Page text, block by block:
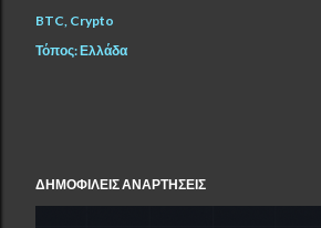
BTC Crypto
Τόπος:Ελλάδα
ΔΗΜΟΦΙΛΕΊΣ ΑΝΑΡΤΉΣΕΙΣ